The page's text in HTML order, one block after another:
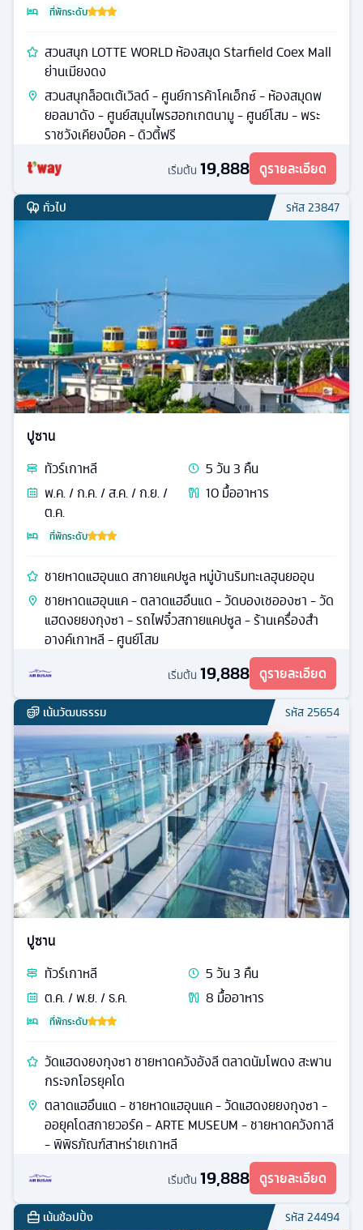
ที่พักระดับ
สวนสนุก LOTTE WORLD ห้องสมุด Starfield Coex Mall
ย่านเมียงดง
สวนสนุกล็อตเต้เวิลด์ - ศูนย์การค้าโคเอ็กซ์ - ห้องสมุดพ
ยอลมาดัง - ศูนย์สมุนไพรฮอกเกตนามู - ศูนย์โสม - พระ
ราชวังเคียงบ็อค - ดิวตี้ฟรี
เริ่มต้น 19,888 ดูรายละเอียด
ทั่วไป รหัส23847
ปูซาน
ทัวร์เกาหลี 5วัน3 คืน
พ.ค. / ก.ค. / ส.ค. / ก.ย. /
ต.ค.
10มื้ออาหาร
ที่พักระดับ
ชายหาดแฮอุนแด สกายแคปซูล หมู่บ้านริมทะเลฮุนยออุน
ชายหาดแฮอุนแค - ตลาดแฮอึนแด - วัดบองเชอองซา - วัด
แฮดงยยงกุงซา - รถไฟจิ๋วสกายแคปซูล - ร้านเครื่องสำ
อางค์เกาหลี - ศูนย์โสม
เริ่มต้น 19,888 ดูรายละเอียด
เน้นวัฒนธรรม รหัส25654
ปูซาน
ทัวร์เกาหลี 5วัน3 คืน
ต.ค. / พ.ย. / ธ.ค.
8 มื้ออาหาร
ที่พักระดับ
วัดแฮดงยงกุงซา ชายหาดควังอังลี ตลาดนัมโพดง สะพาน
กระจกโอรยุคโด
ตลาดแฮอึนแด - ชายหาดแฮอุนแค - วัดแฮดงยยงกุงซา -
ออยุคโดสกายวอร์ค - ARTE MUSEUM - ชายหาดควังกาลี
- พิพิธภัณฑ์สาหร่ายเกาหลี
เริ่มต้น 19,888 ดูรายละเอียด
เน้นช้อปปิ้ง รหัส24494